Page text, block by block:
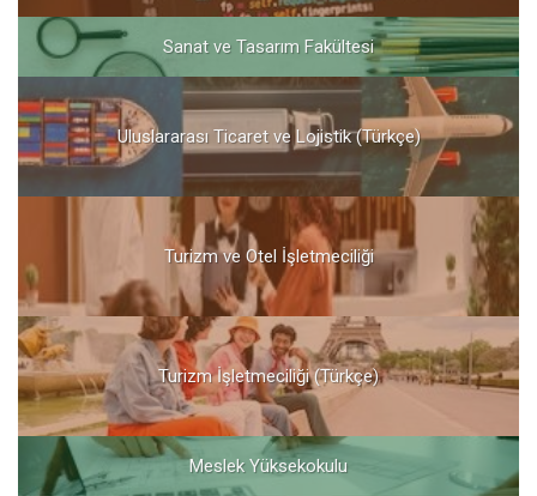
Sanat ve Tasarım Fakültesi
Uluslararası Ticaret ve Lojistik (Türkçe)
Turizm ve Otel İşletmeciliği
Turizm İşletmeciliği (Türkçe)
Meslek Yüksekokulu